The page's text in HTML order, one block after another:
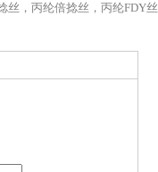
丝 ， 丙纶倍捻丝 ， 丙纶FDY丝